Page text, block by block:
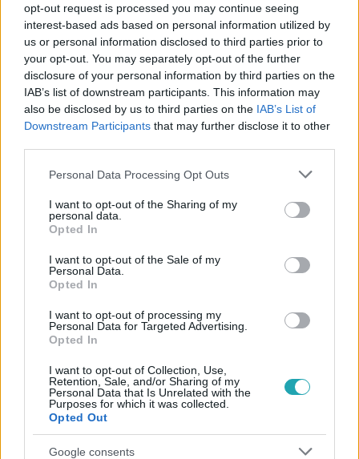
opt-out request is processed you may continue seeing
interest-based ads based on personal information utilized by
us or personal information disclosed to third parties prior to
your opt-out. You may separately opt-out of the further
disclosure of your personal information by third parties on the
IAB’s list of downstream participants. This information may
also be disclosed by us to third parties on the IAB’s List of
Downstream Participants that may further disclose it to other
Please note that this website/app uses one or more Google
not limited to your visit or usage behaviour. You may click to
grant or deny consent to Google and its third-party tags to
use your data for below specified purposes in below Google
consent section.
Personal Data Processing Opt Outs
I want to opt-out of the Sharing of my
personal data.
Opted In
I want to opt-out of the Sale of my
Personal Data.
Opted In
I want to opt-out of processing my
Personal Data for Targeted Advertising.
Opted In
I want to opt-out of Collection, Use,
Retention, Sale, and/or Sharing of my
Personal Data that Is Unrelated with the
Purposes for which it was collected.
Opted Out
Google consents
#A KONYHAFŐNÖK # RECEPT # FÁNK
#ZÖLD CSAPAT
Népszerű